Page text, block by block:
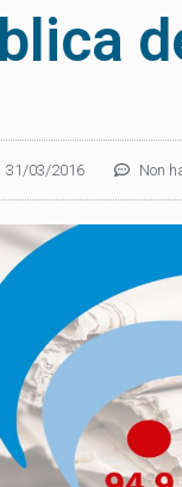
31/03/2016 Non